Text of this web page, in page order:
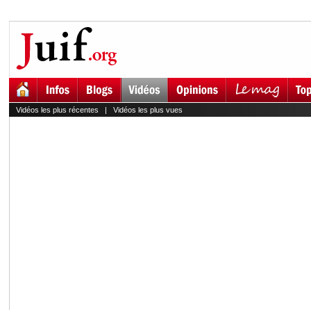
Vidéos les plus récentes | Vidéos les plus vues